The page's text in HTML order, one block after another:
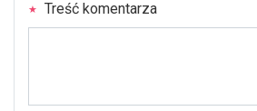
Treść komentarza